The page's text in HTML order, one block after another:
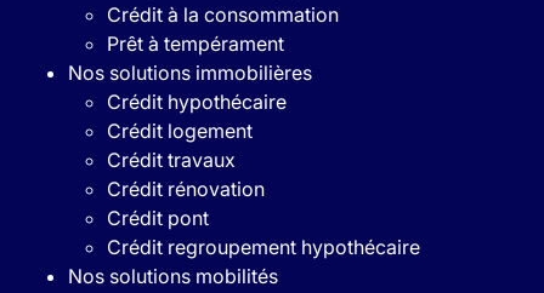
Crédit à la consommation
Prêt à tempérament
Nos solutions immobilières
Crédit hypothécaire
Crédit logement
Crédit travaux
Crédit rénovation
Crédit pont
Crédit regroupement hypothécaire
Nos solutions mobilités